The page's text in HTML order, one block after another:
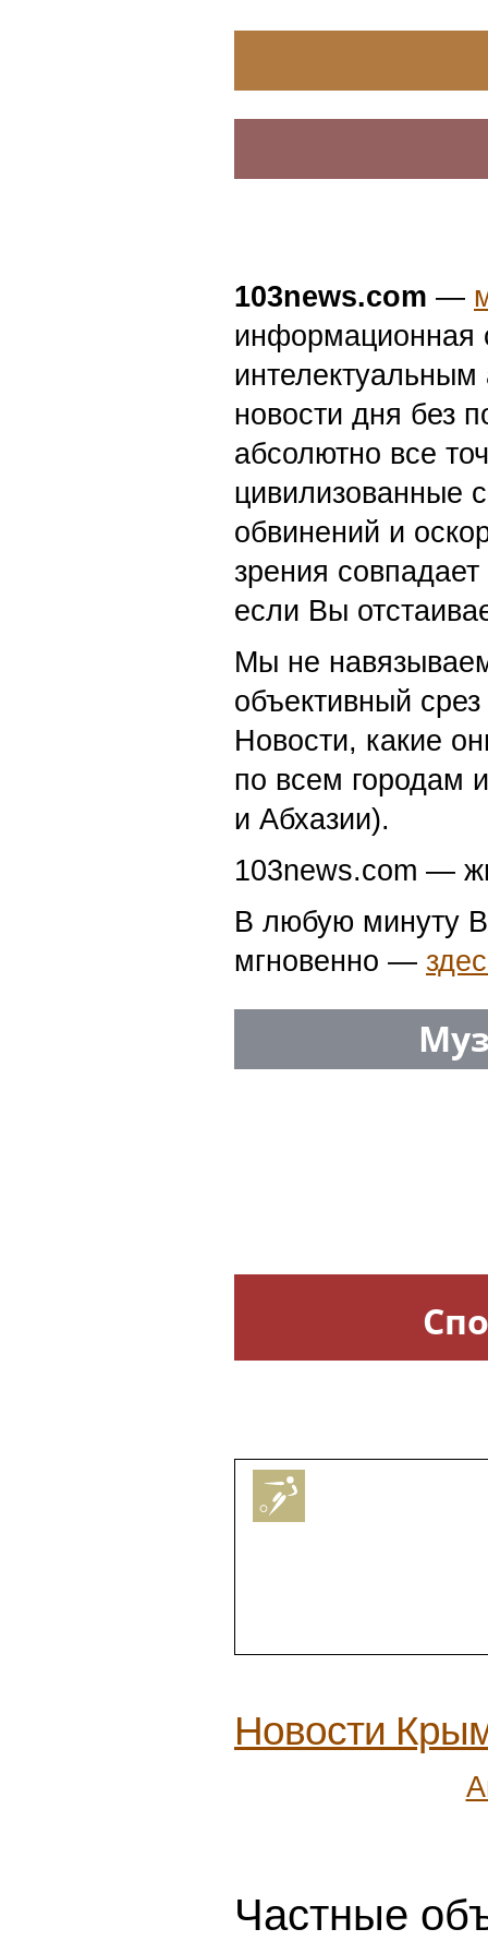
103news.com —
информационная
новости дня без
абсолютно все
цивилизованные
обвинений и
зрения
если Вы
Мы не
объективный
Новости, какие
по всем городам
и Абхазии).
103news.com —
В любую минуту
мгновенно —
Новости
Частные